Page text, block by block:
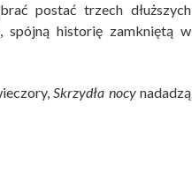
postać trzech dłuższych
spójną historię zamkniętą w
Skrzydła nocynadadzą